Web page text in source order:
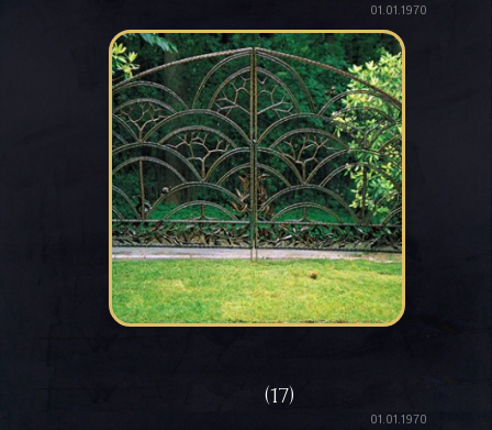
01.01.1970
(17)
01.01.1970